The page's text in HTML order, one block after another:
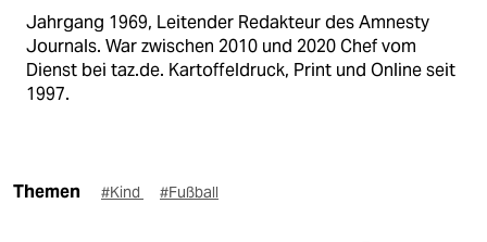
Jahrgang 1969, Leitender Redakteur des Amnesty
Journals. War zwischen 2010 und 2020 Chef vom
Dienst bei taz.de. Kartoffeldruck, Print und Online seit
1997.
Themen #Kind #Fußball